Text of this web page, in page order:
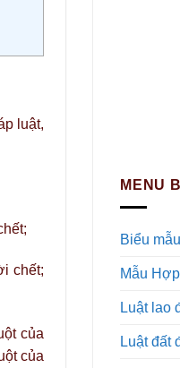
luật,
chết;
của
của
MENU
Biểu
Mẫu
Luật lao
Luật đất